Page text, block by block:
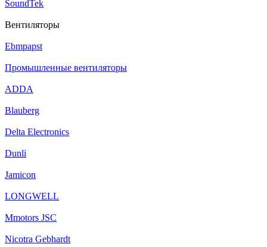
SoundTek
Вентиляторы
Ebmpapst
Промышленные вентиляторы
ADDA
Blauberg
Delta Electronics
Dunli
Jamicon
LONGWELL
Mmotors JSC
Nicotra Gebhardt